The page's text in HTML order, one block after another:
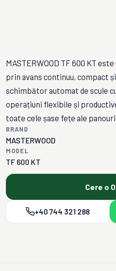
MASTERWOOD TF 600 KT
prin avans continuu, compact
schimbător automat de scule
operațiuni flexibile și
toate cele șase fețe ale
BRAND
MASTERWOOD
MODEL
TF 600 KT
Cere o
+40 744 321 288